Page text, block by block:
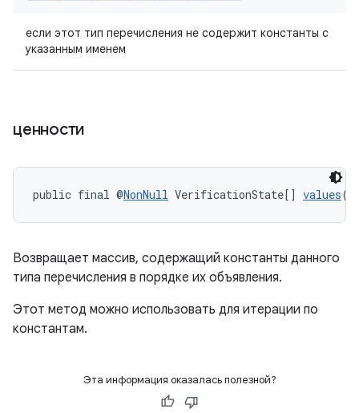
если этот тип перечисления не содержит константы с
указанным именем
ценности
public final @NonNull VerificationState[] values()
Возвращает массив, содержащий константы данного
типа перечисления в порядке их объявления.
Этот метод можно использовать для итерации по
константам.
Эта информация оказалась полезной?